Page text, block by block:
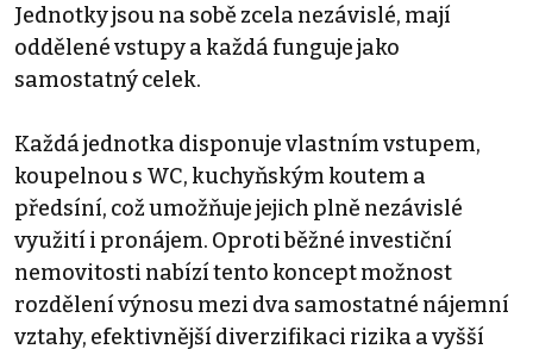
Jednotky jsou na sobě zcela nezávislé, mají
oddělené vstupy a každá funguje jako
samostatný celek.
Každá jednotka disponuje vlastním vstupem,
koupelnou s WC, kuchyňským koutem a
předsíní, což umožňuje jejich plně nezávislé
využití i pronájem. Oproti běžné investiční
nemovitosti nabízí tento koncept možnost
rozdělení výnosu mezi dva samostatné nájemní
vztahy, efektivnější diverzifikaci rizika a vyšší